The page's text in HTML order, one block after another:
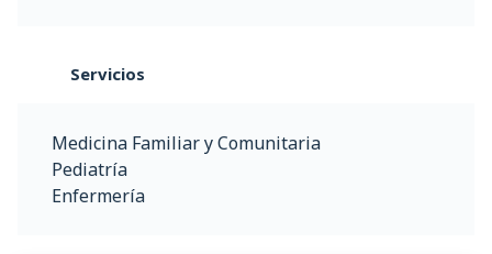
Servicios
Medicina Familiar y Comunitaria
Pediatría
Enfermería